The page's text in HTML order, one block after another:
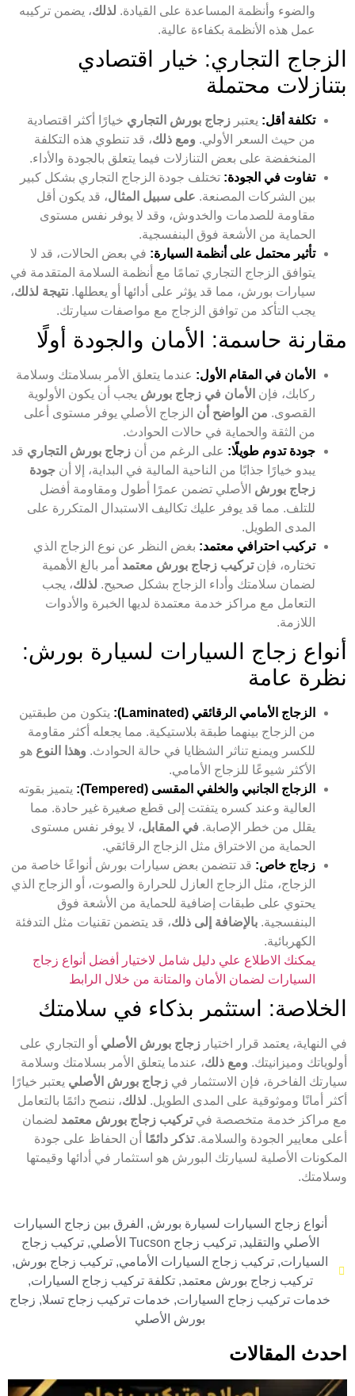
والضوء وأنظمة المساعدة على القيادة. لذلك، يضمن تركيبه
عمل هذه الأنظمة بكفاءة عالية.
الزجاج التجاري: خيار اقتصادي
بتنازلات محتملة
تكلفة أقل: يعتبر زجاج بورش التجاري خيارًا أكثر اقتصادية
من حيث السعر الأولي. ومع ذلك، قد تنطوي هذه التكلفة
المنخفضة على بعض التنازلات فيما يتعلق بالجودة والأداء.
تفاوت في الجودة: تختلف جودة الزجاج التجاري بشكل كبير
بين الشركات المصنعة. على سبيل المثال، قد يكون أقل
مقاومة للصدمات والخدوش، وقد لا يوفر نفس مستوى
الحماية من الأشعة فوق البنفسجية.
تأثير محتمل على أنظمة السيارة: في بعض الحالات، قد لا
يتوافق الزجاج التجاري تمامًا مع أنظمة السلامة المتقدمة في
سيارات بورش، مما قد يؤثر على أدائها أو يعطلها. نتيجة لذلك،
يجب التأكد من توافق الزجاج مع مواصفات سيارتك.
مقارنة حاسمة: الأمان والجودة أولًا
الأمان في المقام الأول: عندما يتعلق الأمر بسلامتك وسلامة
ركابك، فإن الأمان في زجاج بورش يجب أن يكون الأولوية
القصوى. من الواضح أن الزجاج الأصلي يوفر مستوى أعلى
من الثقة والحماية في حالات الحوادث.
جودة تدوم طويلًا: على الرغم من أن زجاج بورش التجاري قد
يبدو خيارًا جذابًا من الناحية المالية في البداية، إلا أن جودة
زجاج بورش الأصلي تضمن عمرًا أطول ومقاومة أفضل
للتلف. مما قد يوفر عليك تكاليف الاستبدال المتكررة على
المدى الطويل.
تركيب احترافي معتمد: بغض النظر عن نوع الزجاج الذي
تختاره، فإنتركيب زجاج بورش معتمد أمر بالغ الأهمية
لضمان سلامتك وأداء الزجاج بشكل صحيح. لذلك، يجب
التعامل مع مراكز خدمة معتمدة لديها الخبرة والأدوات
اللازمة.
أنواع زجاج السيارات لسيارة بورش:
نظرة عامة
الزجاج الأمامي الرقائقي (Laminated):
يتكون من طبقتين
من الزجاج بينهما طبقة بلاستيكية. مما يجعله أكثر مقاومة
للكسر ويمنع تناثر الشظايا في حالة الحوادث. وهذا النوع هو
الأكثر شيوعًا للزجاج الأمامي.
الزجاج الجانبي والخلفي المقسى (Tempered):
يتميز بقوته
العالية وعند كسره يتفتت إلى قطع صغيرة غير حادة. مما
يقلل من خطر الإصابة. في المقابل، لا يوفر نفس مستوى
الحماية من الاختراق مثل الزجاج الرقائقي.
زجاج خاص: قد تتضمن بعض سيارات بورش أنواعًا خاصة من
الزجاج، مثل الزجاج العازل للحرارة والصوت، أو الزجاج الذي
يحتوي على طبقات إضافية للحماية من الأشعة فوق
البنفسجية. بالإضافة إلى ذلك، قد يتضمن تقنيات مثل التدفئة
الكهربائية.
يمكنك الاطلاع علي دليل شامل لاختيار أفضل أنواع زجاج
السيارات لضمان الأمان والمتانة من خلال الرابط
الخلاصة: استثمر بذكاء في سلامتك
في النهاية، يعتمد قرار اختيار زجاج بورش الأصلي أو التجاري على
أولوياتك وميزانيتك. ومع ذلك، عندما يتعلق الأمر بسلامتك وسلامة
سيارتك الفاخرة، فإن الاستثمار في زجاج بورش الأصلي يعتبر خيارًا
أكثر أمانًا وموثوقية على المدى الطويل. لذلك، ننصح دائمًا بالتعامل
مع مراكز خدمة متخصصة فيتركيب زجاج بورش معتمد لضمان
أعلى معايير الجودة والسلامة.تذكر دائمًا أن الحفاظ على جودة
المكونات الأصلية لسيارتك البورش هو استثمار في أدائها وقيمتها
وسلامتك.
أنواع زجاج السيارات لسيارة بورش, الفرق بين زجاج السيارات
الأصلي والتقليد,تركيب زجاج Tucson الأصلي ,تركيب زجاج
السيارات, تركيب زجاج السيارات الأمامي, تركيب زجاج بورش,
تركيب زجاج بورش معتمد,تكلفة تركيب زجاج السيارات,
خدمات تركيب زجاج السيارات, خدمات تركيب زجاج تسلا, زجاج
بورش الأصلي
احدث المقالات